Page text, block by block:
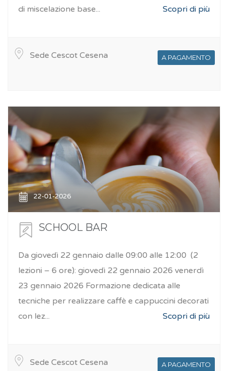
di miscelazione base...
Scopri di più
Sede Cescot Cesena A PAGAMENTO
22-01-2026
SCHOOL BAR
Da giovedì 22 gennaio dalle 09:00 alle 12:00 (2
lezioni – 6 ore): giovedì 22 gennaio 2026 venerdì
23 gennaio 2026 Formazione dedicata alle
tecniche per realizzare caffè e cappuccini decorati
con lez...
Scopri di più
Sede Cescot Cesena A PAGAMENTO